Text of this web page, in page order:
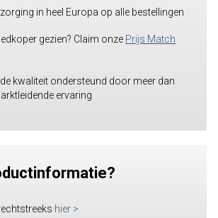
in heel Europa op alle bestellingen
gezien? Claim onze Prijs Match
kwaliteit ondersteund door meer dan
ervaring
hier >